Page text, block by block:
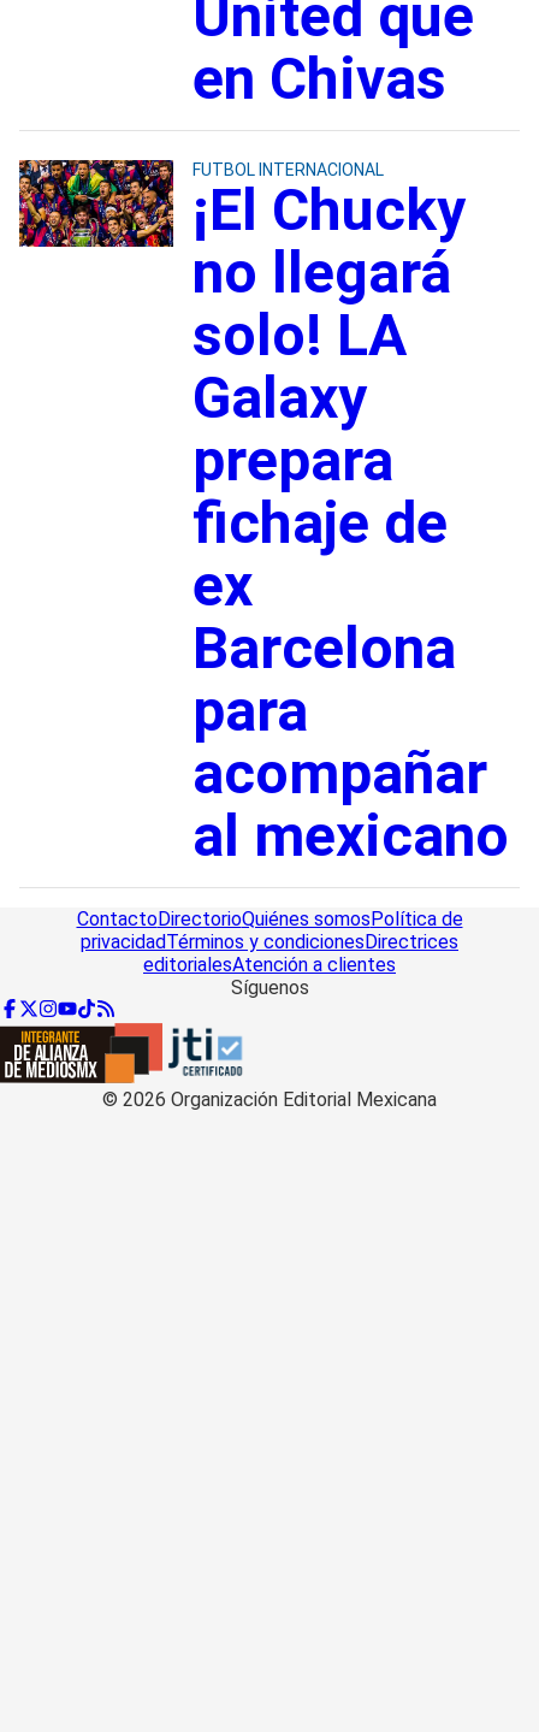
United que
en Chivas
FUTBOL INTERNACIONAL
¡El Chucky
no llegará
solo! LA
Galaxy
prepara
fichaje de
ex
Barcelona
para
acompañar
al mexicano
ContactoDirectorioQuiénes somosPolítica de
privacidadTérminos y condicionesDirectrices
editorialesAtención a clientes
Síguenos
© 2026 Organización Editorial Mexicana